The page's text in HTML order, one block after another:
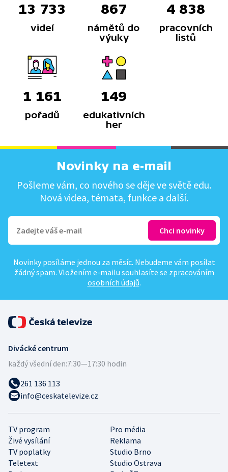
13 733
videí
867
námětů do
výuky
4 838
pracovních
listů
1 161
pořadů
149
edukativních
her
Novinky na e-mail
Pošleme vám, co nového se děje ve světě edu.
Nová videa, témata, funkce a další.
Novinky posíláme jednou za měsíc. Nebudeme vám posílat
žádný spam. Vložením e-mailu souhlasíte se zpracováním
osobních údajů.